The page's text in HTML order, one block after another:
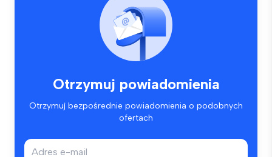
Otrzymuj powiadomienia
Otrzymuj bezpośrednie powiadomienia o podobnych
ofertach